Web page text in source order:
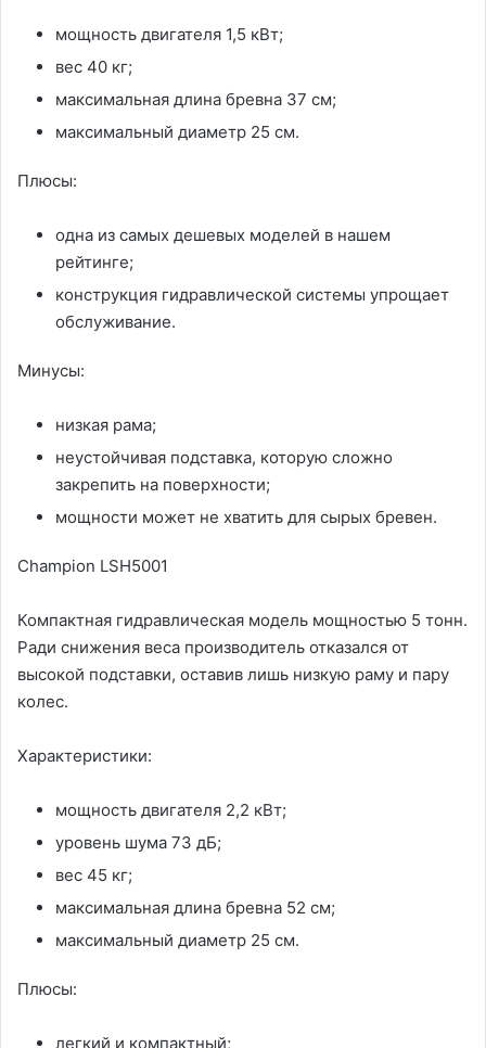
мощность двигателя 1,5 кВт;
вес 40 кг;
максимальная длина бревна 37 см;
максимальный диаметр 25 см.
Плюсы:
одна из самых дешевых моделей в нашем
рейтинге;
конструкция гидравлической системы упрощает
обслуживание.
Минусы:
низкая рама;
неустойчивая подставка, которую сложно
закрепить на поверхности;
мощности может не хватить для сырых бревен.
Champion LSH5001
Компактная гидравлическая модель мощностью 5 тонн.
Ради снижения веса производитель отказался от
высокой подставки, оставив лишь низкую раму и пару
колес.
Характеристики:
мощность двигателя 2,2 кВт;
уровень шума 73 дБ;
вес 45 кг;
максимальная длина бревна 52 см;
максимальный диаметр 25 см.
Плюсы:
легкий и компактный;